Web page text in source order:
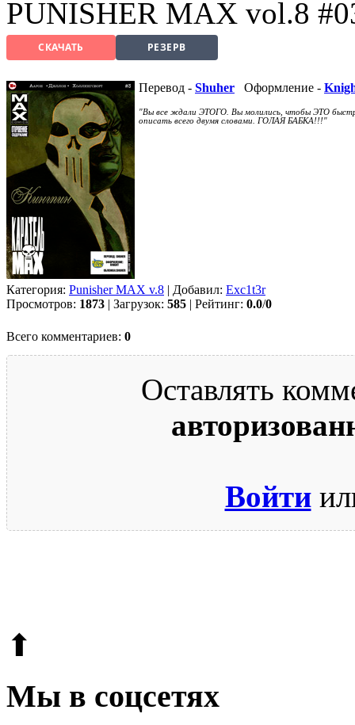
PUNISHER MAX vol.8
СКАЧАТЬ РЕЗЕРВ
Перевод - Shuher Оформление -
"Вы все ждали ЭТОГО. Вы молились, чтобы ЭТО
описать всего двумя словами. ГОЛАЯ БАБКА!!!"
Категория: Punisher MAX v.8 | Добавил: Exc1t3r
Просмотров: 1873 | Загрузок: 585 | Рейтинг: 0.0/0
Всего комментариев: 0
Оставлять
Войти
⬆
Мы в соцсетях